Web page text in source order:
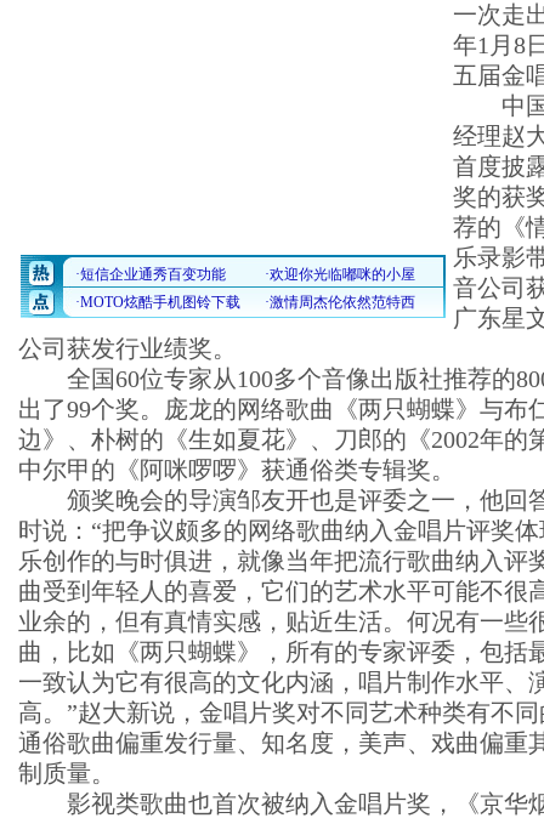
一次走
年1月8
五届金
中国
经理赵
首度披
奖的获
荐的《
乐录影
音公司
广东星
公司获发行业绩奖。
全国60位专家从100多个音像出版社推荐的
出了99个奖。庞龙的网络歌曲《两只蝴蝶》与布
边》、朴树的《生如夏花》、刀郎的《2002年的
中尔甲的《阿咪啰啰》获通俗类专辑奖。
颁奖晚会的导演邹友开也是评委之一，他回
时说：“把争议颇多的网络歌曲纳入金唱片评奖
乐创作的与时俱进，就像当年把流行歌曲纳入评
曲受到年轻人的喜爱，它们的艺术水平可能不很
业余的，但有真情实感，贴近生活。何况有一些
曲，比如《两只蝴蝶》，所有的专家评委，包括
一致认为它有很高的文化内涵，唱片制作水平、
高。”赵大新说，金唱片奖对不同艺术种类有不
通俗歌曲偏重发行量、知名度，美声、戏曲偏重
制质量。
影视类歌曲也首次被纳入金唱片奖，《京华